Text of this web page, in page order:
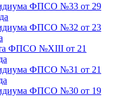
ФПСО №33 от 29
ФПСО №32 от 23
ФПСО №XIII от 21
ФПСО №31 от 21
ФПСО №30 от 19